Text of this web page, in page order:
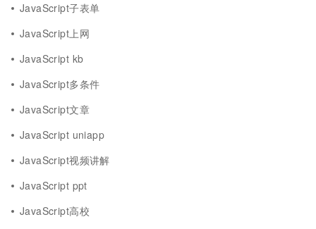
JavaScript子表单
JavaScript上网
JavaScript kb
JavaScript多条件
JavaScript文章
JavaScript uniapp
JavaScript视频讲解
JavaScript ppt
JavaScript高校